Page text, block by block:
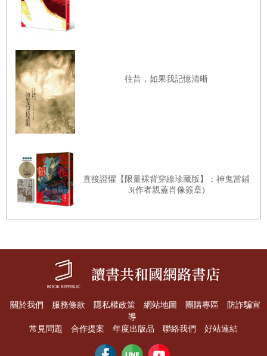
往昔，如果我記憶清晰
直接證懼【限量裸背穿線珍藏版】：神鬼當鋪
3(作者親蓋肖像簽章)
關於我們 服務條款 隱私權政策 網站地圖 團購專區
防詐騙宣
導
常見問題
合作提案 年度出版品 聯絡我們 好站連結